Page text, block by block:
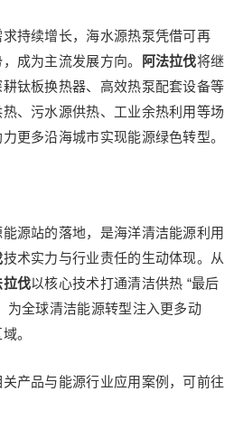
持续增长，海水源热泵凭借可再
成为主流发展方向。
阿法拉伐将继
钛板换热器、高效热泵配套设备等
、污水源供热、工业余热利用等场
更多沿海城市实现能源绿色转型。
源站的落地，是海洋清洁能源利用
技术实力与行业责任的生动体现。从
拉伐以核心技术打通清洁供热 “最后
为全球清洁能源转型注入更多动
。
关产品与能源行业应用案例，可前往